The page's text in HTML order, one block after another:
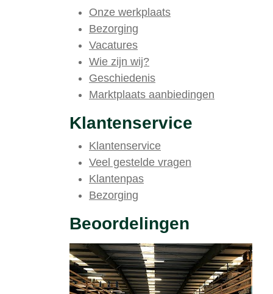
Onze werkplaats
Bezorging
Vacatures
Wie zijn wij?
Geschiedenis
Marktplaats aanbiedingen
Klantenservice
Klantenservice
Veel gestelde vragen
Klantenpas
Bezorging
Beoordelingen